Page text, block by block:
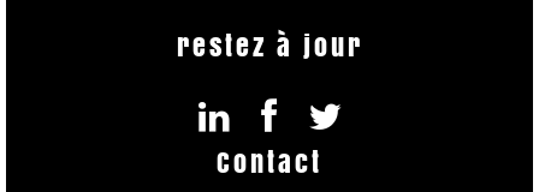
restez à jour
Contact